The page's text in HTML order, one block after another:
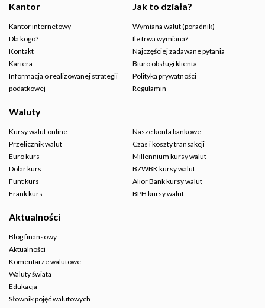
Kantor
Kantor internetowy
Dla kogo?
Kontakt
Kariera
Informacja o realizowanej strategii
podatkowej
Jak to działa?
Wymiana walut (poradnik)
Ile trwa wymiana?
Najczęściej zadawane pytania
Biuro obsługi klienta
Polityka prywatności
Regulamin
Waluty
Kursy walut online
Przelicznik walut
Euro kurs
Dolar kurs
Funt kurs
Frank kurs
Nasze konta bankowe
Czas i koszty transakcji
Millennium kursy walut
BZWBK kursy walut
Alior Bank kursy walut
BPH kursy walut
Aktualności
Blog finansowy
Aktualności
Komentarze walutowe
Waluty świata
Edukacja
Słownik pojęć walutowych